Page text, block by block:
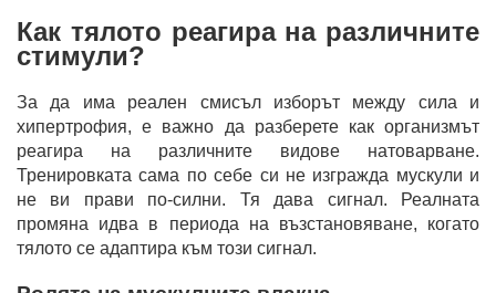
Как тялото реагира на различните
стимули?
За да има реален смисъл изборът между сила и
хипертрофия, е важно да разберете как организмът
реагира на различните видове натоварване.
Тренировката сама по себе си не изгражда мускули и
не ви прави по-силни. Тя дава сигнал. Реалната
промяна идва в периода на възстановяване, когато
тялото се адаптира към този сигнал.